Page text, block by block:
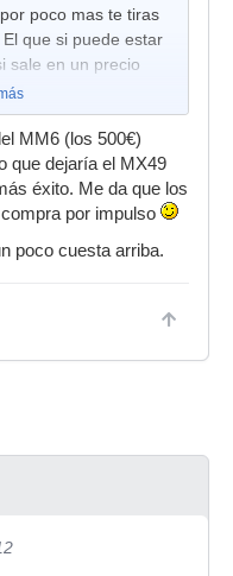
poco mas te tiras
que si puede estar
sale en un precio
MM6 (los 500€)
que dejaría el MX49
éxito. Me da que los
por impulso
poco cuesta arriba.